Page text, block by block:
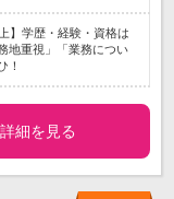
】学歴・経験・資格は
重視」「業務につい
！
細を見る